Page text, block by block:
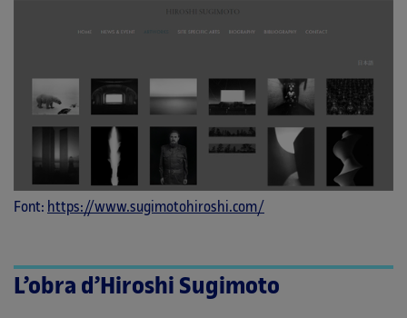
Font: https://www.sugimotohiroshi.com/
L’obra d’Hiroshi Sugimoto